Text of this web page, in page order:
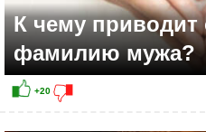
К чему приводит
фамилию мужа?